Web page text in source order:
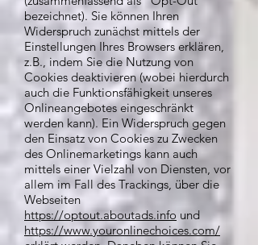
bezeichnet). Sie können Ihren
Widerspruch zunächst mittels der
Einstellungen Ihres Browsers erklären,
z.B., indem Sie die Nutzung von
Cookies deaktivieren (wobei hierdurch
auch die Funktionsfähigkeit unseres
Onlineangebotes eingeschränkt
werden kann). Ein Widerspruch gegen
den Einsatz von Cookies zu Zwecken
des Onlinemarketings kann auch
mittels einer Vielzahl von Diensten, vor
allem im Fall des Trackings, über die
Webseiten
https://optout.aboutads.info und
https://www.youronlinechoices.com/